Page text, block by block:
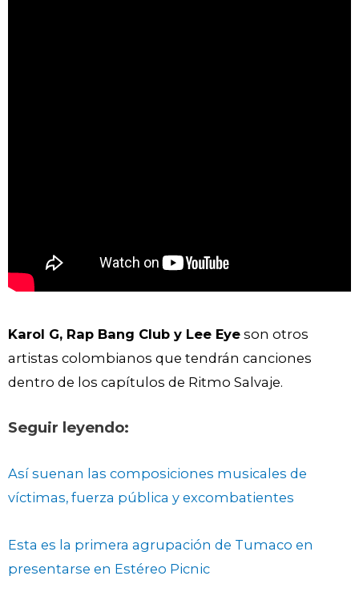
Karol G, Rap Bang Club y Lee Eye son otros
artistas colombianos que tendrán canciones
dentro de los capítulos de Ritmo Salvaje.
Seguir leyendo:
Así suenan las composiciones musicales de
víctimas, fuerza pública y excombatientes
Esta es la primera agrupación de Tumaco en
presentarse en Estéreo Picnic